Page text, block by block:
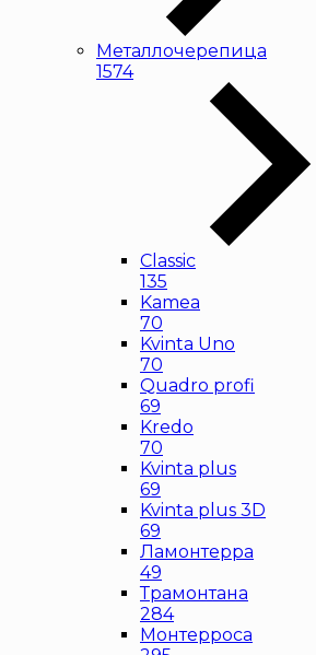
Металлочерепица
1574
Classic
135
Kamea
70
Kvinta Uno
70
Quadro profi
69
Kredo
70
Kvinta plus
69
Kvinta plus 3D
69
Ламонтерра
49
Трамонтана
284
Монтерроса